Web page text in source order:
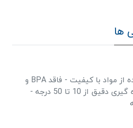
ها
ساخته شده از مواد با کیفیت - فاقد BPA و
مواد شیمیایی - اندازه گیری دقیق از 10 تا 50 درجه -